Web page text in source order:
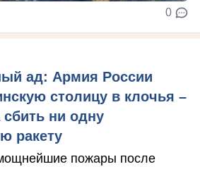
0
ад: Армия России
столицу в клочья –
ни одну
ракету
пожары после